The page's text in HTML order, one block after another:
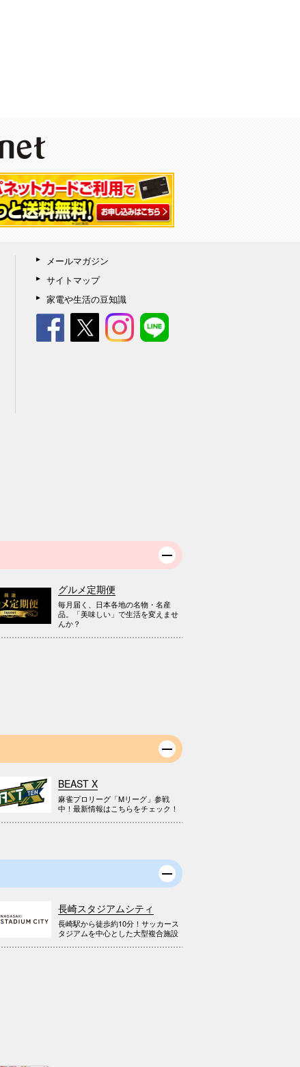
メールマガジン
サイトマップ
家電や生活の豆知識
グルメ定期便
毎月届く、日本各地の名物・名産
品。「美味しい」で生活を変えませ
んか？
BEAST X
麻雀プロリーグ「Mリーグ」参戦
中！最新情報はこちらをチェック！
長崎スタジアムシティ
長崎駅から徒歩約10分！サッカース
タジアムを中心とした大型複合施設